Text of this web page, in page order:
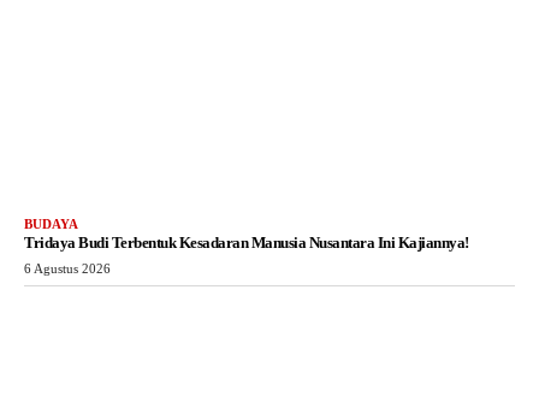
BUDAYA
Tridaya Budi Terbentuk Kesadaran Manusia Nusantara Ini Kajiannya!
6 Agustus 2026